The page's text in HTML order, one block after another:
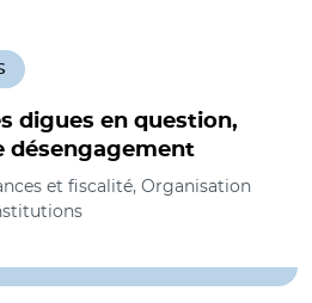
digues en question,
désengagement
et fiscalité, Organisation